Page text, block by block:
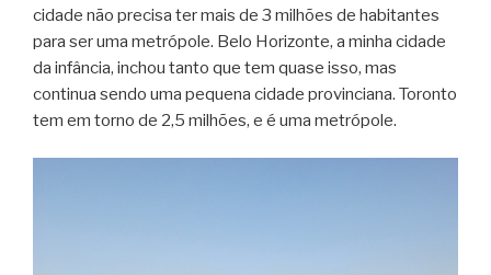
cidade não precisa ter mais de 3 milhões de habitantes
para ser uma metrópole. Belo Horizonte, a minha cidade
da infância, inchou tanto que tem quase isso, mas
continua sendo uma pequena cidade provinciana. Toronto
tem em torno de 2,5 milhões, e é uma metrópole.